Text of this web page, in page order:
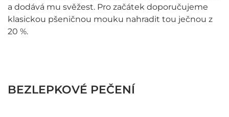
a dodává mu svěžest. Pro začátek doporučujeme
klasickou pšeničnou mouku nahradit tou ječnou z
20 %.
BEZLEPKOVÉ PEČENÍ